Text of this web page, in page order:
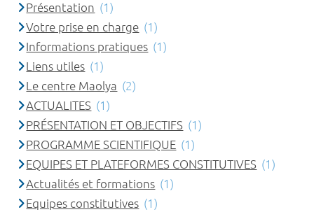
Présentation (1)
Votre prise en charge (1)
Informations pratiques (1)
Liens utiles (1)
Le centre Maolya (2)
ACTUALITES (1)
PRÉSENTATION ET OBJECTIFS (1)
PROGRAMME SCIENTIFIQUE (1)
EQUIPES ET PLATEFORMES CONSTITUTIVES (1)
Actualités et formations (1)
Equipes constitutives (1)